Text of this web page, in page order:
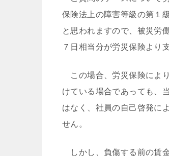
保険法上の障害等級の第１
と思われますので、被災労
７日相当分が労災保険より
この場合、労災保険によ
けている場合であっても、
はなく、社員の自己啓発に
せん。
しかし、負傷する前の賃